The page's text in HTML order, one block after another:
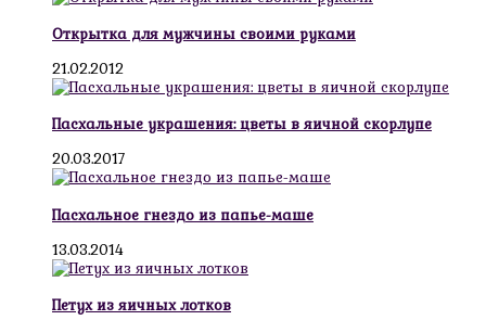
Открытка для мужчины своими руками
21.02.2012
Пасхальные украшения: цветы в яичной скорлупе
20.03.2017
Пасхальное гнездо из папье-маше
13.03.2014
Петух из яичных лотков